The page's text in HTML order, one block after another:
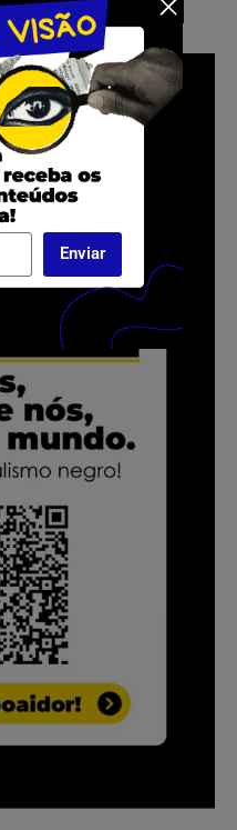
Enviar